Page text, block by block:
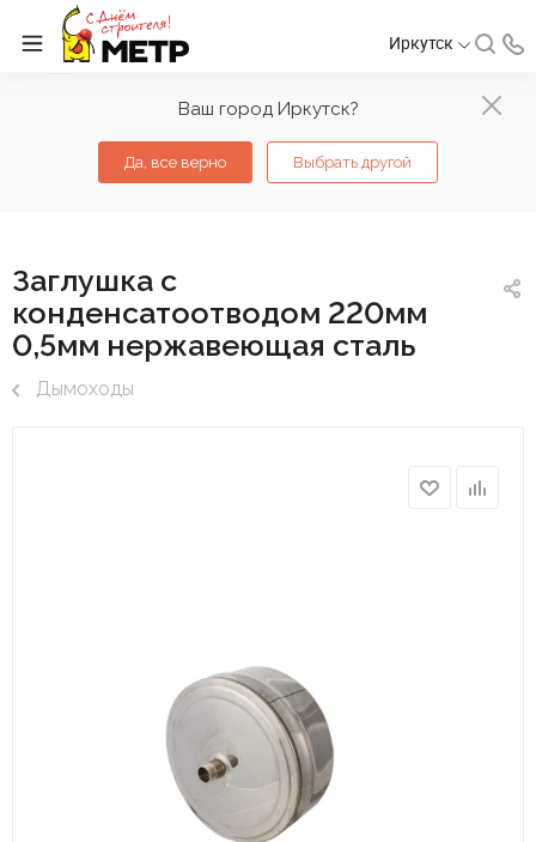
Ваш город Иркутск?
Да, все верно Выбрать другой
Иркутск
Заглушка с
конденсатоотводом 220мм
0,5мм нержавеющая сталь
Дымоходы